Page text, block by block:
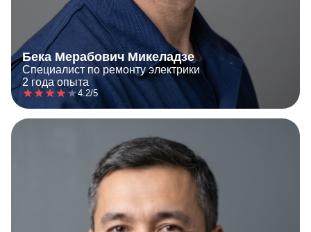
Бека Мерабович Микеладзе
Специалист по ремонту электрики
2 года опыта
4.2/5